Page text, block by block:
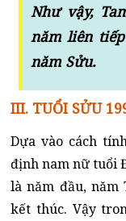
Như vậy,
năm liên
năm Sửu.
III. TUỔI SỬU
Dựa vào cách
định nam nữ tuổi
là năm đầu, năm
kết thúc. Vậy